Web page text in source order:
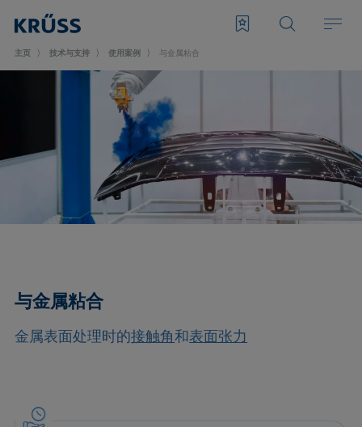
主页 技术与支持 使用案例 与金属粘合
与金属粘合
金属表面处理时的接触角和表面张力